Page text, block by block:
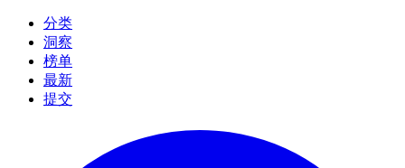
分类
洞察
榜单
最新
提交